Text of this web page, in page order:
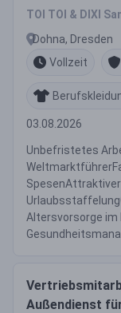
TOI TOI & DIXI
Dohna, Dresden
Vollzeit
03.08.2026
Unbefristetes
Altersvorsorge im
Außendienst